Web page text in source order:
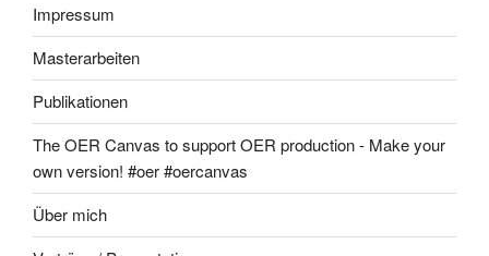
Impressum
Masterarbeiten
Publikationen
The OER Canvas to support OER production - Make your
own version! #oer #oercanvas
Über mich